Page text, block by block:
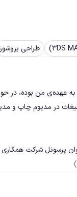
طراحی بروشور